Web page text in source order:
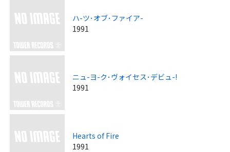
ハ-ツ･オブ･ファイア-
1991
ニュ-ヨ-ク･ヴォイセス･デビュ-!
1991
Hearts of Fire
1991